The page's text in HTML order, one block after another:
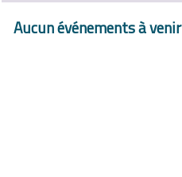
Aucun événements à venir